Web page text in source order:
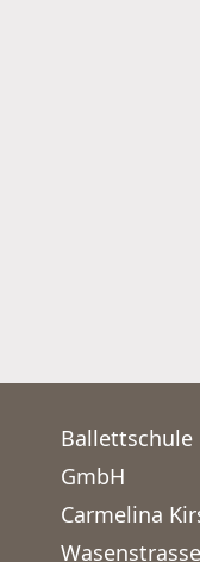
Ballettschule
GmbH
Carmelina